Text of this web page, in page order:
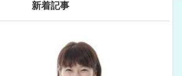
新着記事